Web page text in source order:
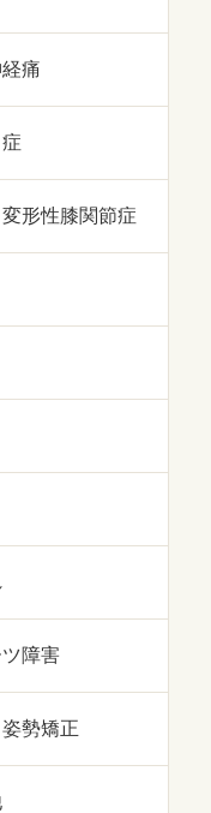
痛
形性膝関節症
障害
勢矯正